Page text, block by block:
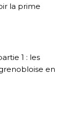
la prime
1 : les
en